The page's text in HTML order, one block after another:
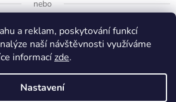
a reklam, poskytování funkcí
naší návštěvnosti využíváme
informacízde.
Nastavení
nebo
Přihlásit se přes Google